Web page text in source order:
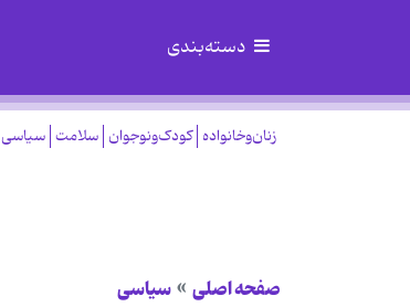
دسته‌بندی
زنان‌وخانواده کودک‌ونوجوان سلامت سیاسی
صفحه اصلی سیاسی